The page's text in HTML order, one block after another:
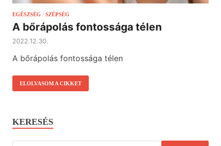
EGÉSZSÉG / SZÉPSÉG
A bőrápolás fontossága télen
2022.12.30.
A bőrápolás fontossága télen
ELOLVASOM A CIKKET
KERESÉS